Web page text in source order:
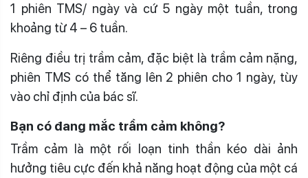
1 phiên TMS/ ngày và cứ 5 ngày một tuần, trong
khoảng từ 4 – 6 tuần.
Riêng điều trị trầm cảm, đặc biệt là trầm cảm nặng,
phiên TMS có thể tăng lên 2 phiên cho 1 ngày, tùy
vào chỉ định của bác sĩ.
Bạn có đang mắc trầm cảm không?
Trầm cảm là một rối loạn tinh thần kéo dài ảnh
hưởng tiêu cực đến khả năng hoạt động của một cá